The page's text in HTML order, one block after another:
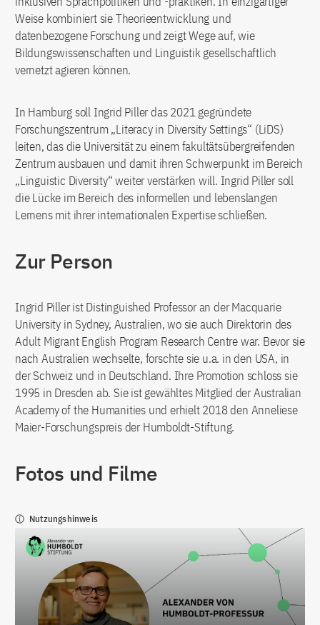
Weise kombiniert sie Theorieentwicklung und
datenbezogene Forschung und zeigt Wege auf, wie
Bildungswissenschaften und Linguistik gesellschaftlich
vernetzt agieren können.
In Hamburg soll Ingrid Piller das 2021 gegründete
Forschungszentrum „Literacy in Diversity Settings“ (LiDS)
leiten, das die Universität zu einem fakultätsübergreifenden
Zentrum ausbauen und damit ihren Schwerpunkt im Bereich
„Linguistic Diversity“ weiter verstärken will. Ingrid Piller soll
die Lücke im Bereich des informellen und lebenslangen
Lernens mit ihrer internationalen Expertise schließen.
Zur Person
Ingrid Piller ist Distinguished Professor an der Macquarie
University in Sydney, Australien, wo sie auch Direktorin des
Adult Migrant English Program Research Centre war. Bevor sie
nach Australien wechselte, forschte sie u.a. in den USA, in
der Schweiz und in Deutschland. Ihre Promotion schloss sie
1995 in Dresden ab. Sie ist gewähltes Mitglied der Australian
Academy of the Humanities und erhielt 2018 den Anneliese
Maier-Forschungspreis der Humboldt-Stiftung.
Fotos und Filme
Nutzungshinweis